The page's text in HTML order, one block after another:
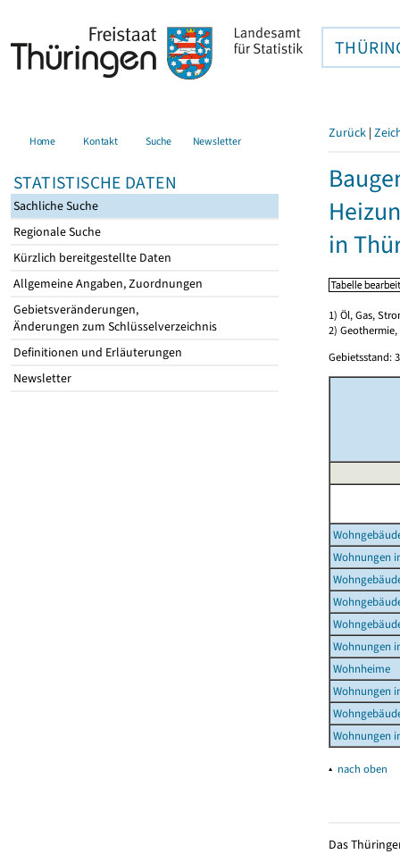
Home Kontakt Suche Newsletter
STATISTISCHE DATEN
Sachliche Suche
Regionale Suche
Kürzlich bereitgestellte Daten
Allgemeine Angaben, Zuordnungen
Gebietsveränderungen,
Änderungen zum Schlüsselverzeichnis
Definitionen und Erläuterungen
Newsletter
Zurück |
in
1) Öl, Gas,
2)
Gebietsstand:
Wohnungen
Wohnungen
Wohnheime
Wohnungen
Wohnungen
▴ nach oben
Das